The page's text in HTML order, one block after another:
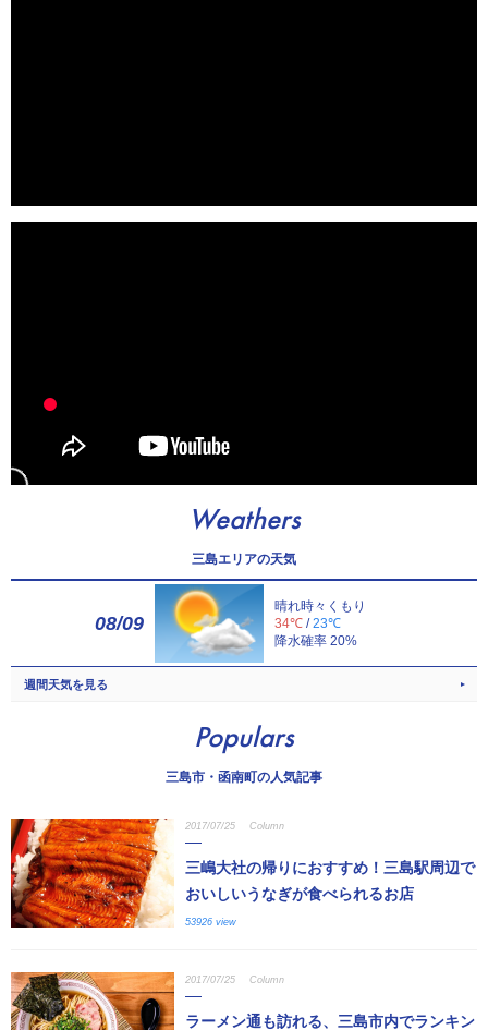
Weathers
三島エリアの天気
08/09
晴れ時々くもり
34℃ /23℃
降水確率 20%
週間天気を見る
Populars
三島市・函南町の人気記事
2017/07/25 Column
三嶋大社の帰りにおすすめ！三島駅周辺で
おいしいうなぎが食べられるお店
53926 view
2017/07/25 Column
ラーメン通も訪れる、三島市内でランキン